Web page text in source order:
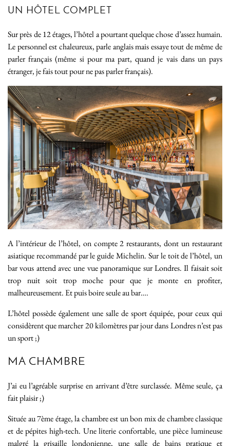
UN HÔTEL COMPLET
Sur près de 12 étages, l’hôtel a pourtant quelque chose d’assez humain.
Le personnel est chaleureux, parle anglais mais essaye tout de même de
parler français (même si pour ma part, quand je vais dans un pays
étranger, je fais tout pour ne pas parler français).
A l’intérieur de l’hôtel, on compte 2 restaurants, dont un restaurant
asiatique recommandé par le guide Michelin. Sur le toit de l’hôtel, un
bar vous attend avec une vue panoramique sur Londres. Il faisait soit
trop nuit soit trop moche pour que je monte en profiter,
malheureusement. Et puis boire seule au bar….
L’hôtel possède également une salle de sport équipée, pour ceux qui
considèrent que marcher 20 kilomètres par jour dans Londres n’est pas
un sport ;)
MA CHAMBRE
J’ai eu l’agréable surprise en arrivant d’être surclassée. Même seule, ça
fait plaisir ;)
Située au 7ème étage, la chambre est un bon mix de chambre classique
et de pépites high-tech. Une literie confortable, une pièce lumineuse
malgré la grisaille londonienne, une salle de bains pratique et